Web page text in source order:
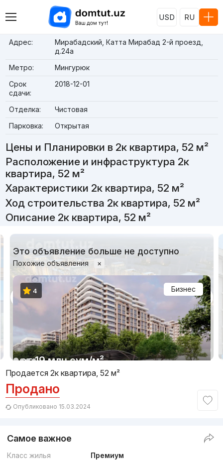
USD RU
Адрес:
Мирабадский, Катта Мирабад 2-й проезд,
д.24a
Метро:
Мингурюк
Срок
сдачи:
2018-12-01
Отделка:
Чистовая
Парковка:
Открытая
Цены и Планировки в 2к квартира, 52 м²
Расположение и инфраструктура 2к
квартира, 52 м²
Характеристики 2к квартира, 52 м²
Ход строительства 2к квартира, 52 м²
Описание 2к квартира, 52 м²
Это объявление больше не доступно
Похожие объявления ×
Бизнес
от19 млн сум/м²
4
Сдан 2025,
ЖК «Bobur Residence»
1/11
Продается 2к квартира, 52 м²
Продано
Опубликовано 15.03.2024
Самое важное
Класс жилья
Премиум